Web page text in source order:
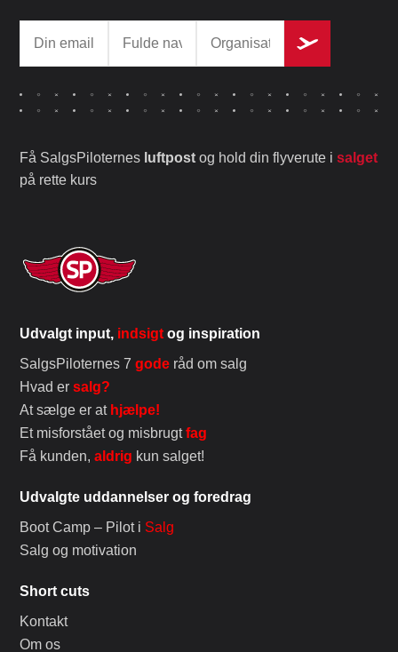
Få SalgsPiloternes luftpost og hold din flyverute isalget
på rette kurs
Udvalgt input, indsigt og inspiration
SalgsPiloternes 7gode råd om salg
Hvad ersalg?
At sælge er at hjælpe!
Et misforstået og misbrugtfag
Få kunden,aldrig kun salget!
Udvalgte uddannelser og foredrag
Boot Camp – Pilot i Salg
Salg og motivation
Short cuts
Kontakt
Om os